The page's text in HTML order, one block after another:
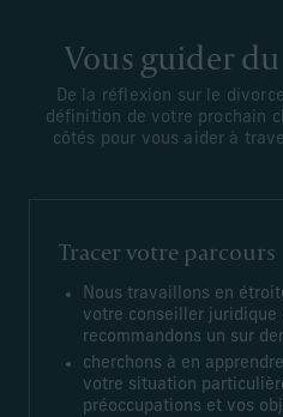
Vous guider
De la réflexion sur le
définition de votre prochain
côtés pour vous aider à
Tracer votre parcours
Nous travaillons en
votre conseiller juridique
recommandons un sur
cherchons à en
votre situation
préoccupations et vos